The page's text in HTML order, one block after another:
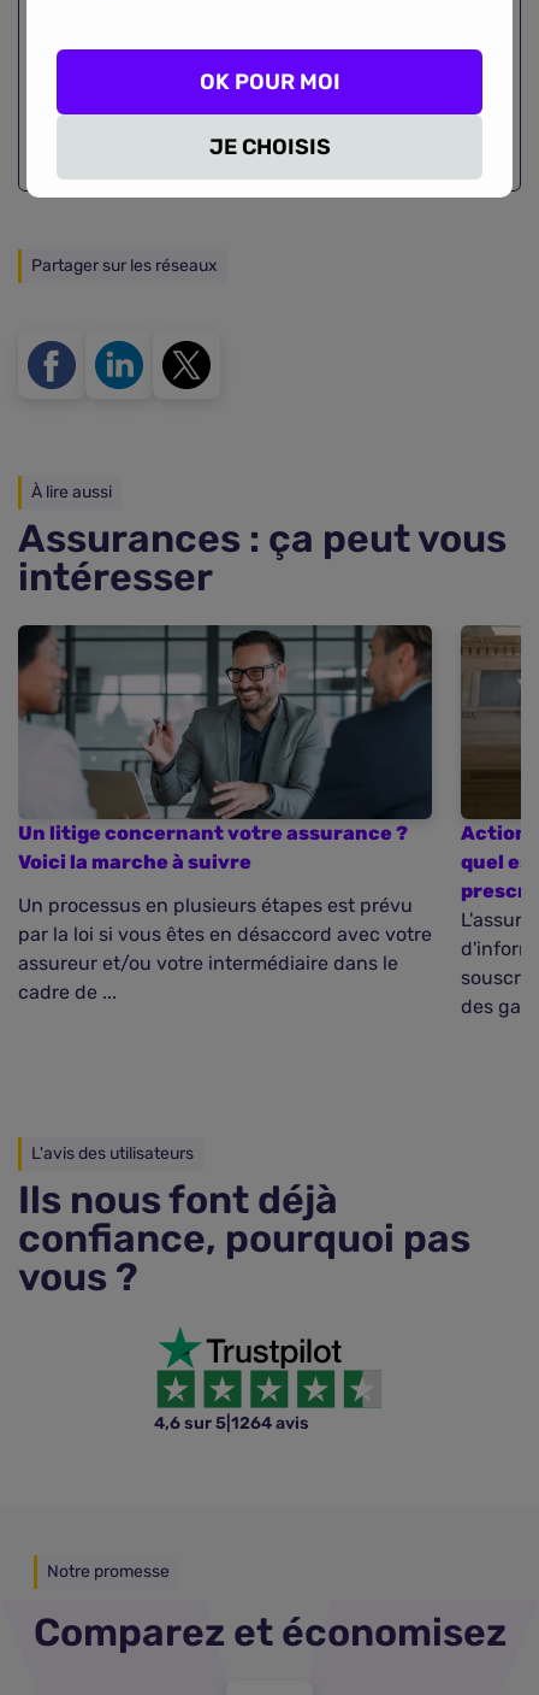
contrats d'assurance !
COMPARER
Partager sur les réseaux
À lire aussi
Assurances : ça peut vous
intéresser
Un litige concernant votre assurance ?
Voici la marche à suivre
Un processus en plusieurs étapes est prévu
par la loi si vous êtes en désaccord avec votre
assureur et/ou votre intermédiaire dans le
cadre de ...
Action
quel
des
L'avis des utilisateurs
Ils nous font déjà
confiance, pourquoi pas
vous ?
4,6 sur 5 1264 avis
Notre promesse
Comparez et économisez
JE CHOISIS
OK POUR MOI